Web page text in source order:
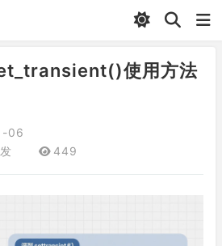
使用方法
06
449